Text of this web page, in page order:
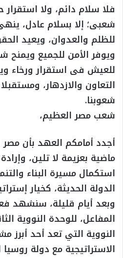
فلا سلام دائم، ولا
شعبى؛ إلا بسلام عادل،
للظلم والعدوان، ويعيد
ويوفر الأمن للجميع
للعيش فى استقرار ورخاء
التعاون والازدهار،
شعوبنا.
شعب مصر العظيم،
أجدد أمامكم العهد بأن
ماضية بعزيمة لا تلين،
استكمال مسيرة البناء
الدولة الحديثة، كخيار
وبعد أيام قليلة، سنشهد
المفاعل، للوحدة النووية
النووية التي تعد أحد أبرز
الاستراتيجية مع دولة روسيا